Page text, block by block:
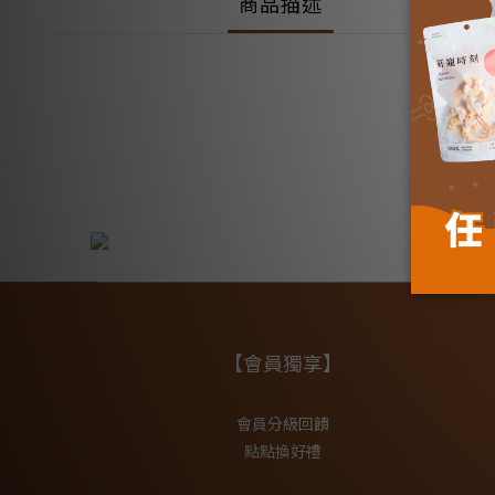
【會員獨享】
會員分級回饋
點點換好禮